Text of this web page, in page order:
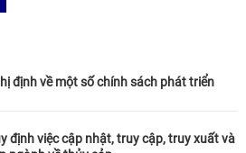
định về một số chính sách phát triển
định việc cập nhật, truy cập, truy xuất và